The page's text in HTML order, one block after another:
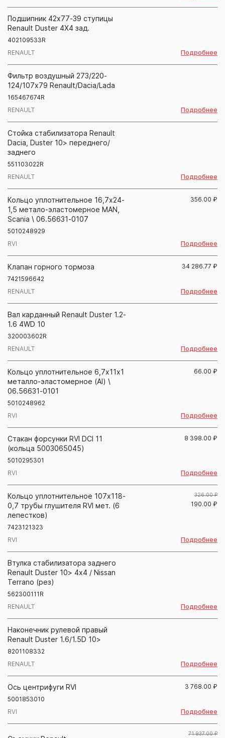
Подшипник 42х77-39 ступицы
Renault Duster 4X4 зад.
402109533R
RENAULT
Подробнее
Фильтр воздушный 273/220-
124/107х79 Renault/Dacia/Lada
165467674R
RENAULT
Подробнее
Стойка стабилизатора Renault
Dacia, Duster 10> переднего/
заднего
551103022R
RENAULT
Подробнее
Кольцо уплотнительное 16,7х24-
1,5 метало-эластомерное MAN,
Scania \ 06.56631-0107
5010248929
RVI
356.00 ₽
Подробнее
Клапан горного тормоза
7421596642
RENAULT
34 286.77 ₽
Подробнее
Вал карданный Renault Duster 1.2-
1.6 4WD 10
320003602R
RENAULT
Подробнее
Кольцо уплотнительное 6,7x11x1
металло-эластомерное (Al) \
06.56631-0101
5010248962
RVI
66.00 ₽
Подробнее
Стакан форсунки RVI DCI 11
(кольца 5003065045)
5010295301
RVI
8 398.00 ₽
Подробнее
Кольцо уплотнительное 107х118-
0,7 трубы глушителя RVI мет. (6
лепестков)
7423121323
RVI
326.00 ₽
190.00 ₽
Подробнее
Втулка стабилизатора заднего
Renault Duster 10> 4x4 / Nissan
Terrano (рез)
562300111R
RENAULT
Подробнее
Наконечник рулевой правый
Renault Duster 1.6/1.5D 10>
8201108332
RENAULT
Подробнее
Ось центрифуги RVI
5001853010
RVI
3 768.00 ₽
Подробнее
71 937.00 ₽